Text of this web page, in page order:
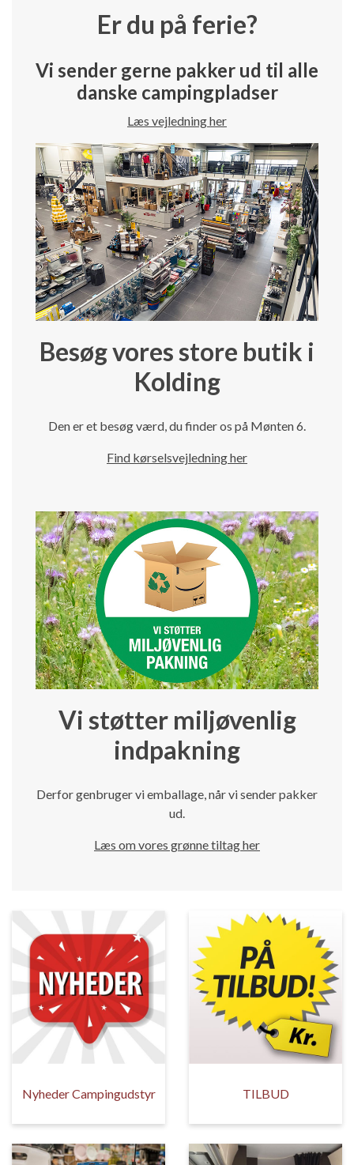
Er du på ferie?
Vi sender gerne pakker ud til alle
danske campingpladser
Læs vejledning her
Besøg vores store butik i
Kolding
Den er et besøg værd, du finder os på Mønten 6.
Find kørselsvejledning her
Vi støtter miljøvenlig
indpakning
Derfor genbruger vi emballage, når vi sender pakker
ud.
Læs om vores grønne tiltag her
Nyheder Campingudstyr TILBUD